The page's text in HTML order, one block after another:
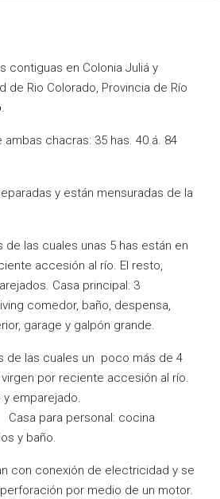
contiguas en Colonia Juliá y
de Rio Colorado, Provincia de Río
.
chacras: 35 has. 40 á. 84
y están mensuradas de la
de las cuales unas 5 has están en
accesión al río. El resto,
Casa principal: 3
comedor, baño, despensa,
garage y galpón grande.
de las cuales un poco más de 4
por reciente accesión al río.
y emparejado.
cocina
y baño.
con conexión de electricidad y se
por medio de un motor.